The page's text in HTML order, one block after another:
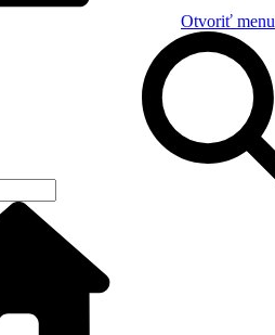
Otvoriť menu